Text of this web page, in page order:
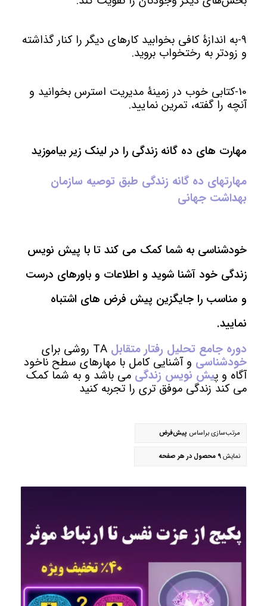
9-به اندازۀ کافی بخوابید کارهای دیگر را کنار گذاشته
و زودتر به رختخواب بروید.
10-کتابی خوب در زمینۀ مدیریت استرس بخوانید و
آنچه را گفته، تمرین نمایید.
مهارت های ده گانه زندگی را در لینک زیر بیاموزید
مهارتهای ده گانه زندگی طبق توصیه سازمان
بهداشت جهانی
خودشناسی به شما کمک می کند تا با پیش نویس
زندگی خود آشنا شوید و اطلاعات و باورهای درست
و مناسب را جایگزین پیش فرض های اشتباه
نمایید.
دوره جامع تحلیل رفتار متقابل
خودشناسی و آشنایی کامل با مهارهای سطح ناخود
آگاه و پیش نویس زندگی می باشد و به شما کمک
می کند زندگی موفق تری را تجربه کنید
مرتب‌سازی براساس پیش‌فرض
نمایش9 محصول در هر صفحه